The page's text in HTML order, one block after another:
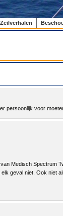
Zeilverhalen
persoonlijk voor
Medisch Spectrum
geval niet. Ook